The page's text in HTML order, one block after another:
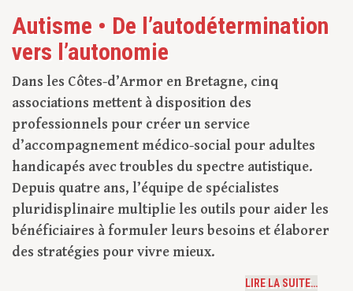
Autisme • De l’autodétermination
vers l’autonomie
Dans les Côtes-d’Armor en Bretagne, cinq
associations mettent à disposition des
professionnels pour créer un service
d’accompagnement médico-social pour adultes
handicapés avec troubles du spectre autistique.
Depuis quatre ans, l’équipe de spécialistes
pluridisplinaire multiplie les outils pour aider les
bénéficiaires à formuler leurs besoins et élaborer
des stratégies pour vivre mieux.
LIRE LA SUITE…